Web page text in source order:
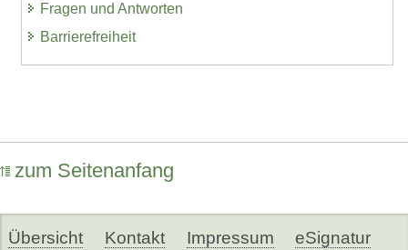
Fragen und Antworten
Barrierefreiheit
zum Seitenanfang
Übersicht Kontakt Impressum eSignatur